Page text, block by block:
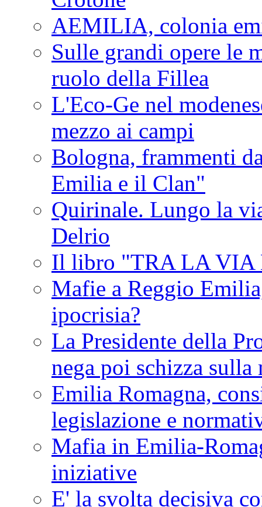
AEMILIA, colonia
Sulle grandi opere le
ruolo della Fillea
L'Eco-Ge nel
mezzo ai campi
Bologna, frammenti
Emilia e il Clan"
Quirinale. Lungo la
Delrio
Il libro "TRA LA
Mafie a Reggio
ipocrisia?
La Presidente della
nega poi schizza sulla
Emilia Romagna,
legislazione e
Mafia in Emilia-
iniziative
E' la svolta decisiva